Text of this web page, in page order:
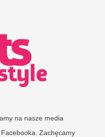
na nasze media
Zachęcamy